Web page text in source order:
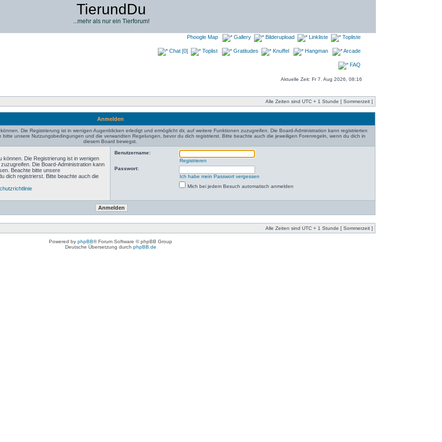
TierundDu
...mehr als nur ein Tierforum!
Phoogle Map Gallery Bilderupload Linkliste Topliste
Chat [0] Toplist Gratitudes Knuffel Hangman Arcade
FAQ
Aktuelle Zeit: Fr 7. Aug 2026, 08:16
Alle Zeiten sind UTC + 1 Stunde [ Sommerzeit ]
Anmelden
Die Registrierung ist in wenigen Augenblicken erledigt und ermöglicht dir, auf weitere Funktionen zuzugreifen. Die Board-Administration kann registrierten
unsere Nutzungsbedingungen und die verwandten Regelungen, bevor du dich registrierst. Bitte beachte auch die jeweiligen Forenregeln, wenn du dich in
diesem Board bewegst.
können. Die Registrierung ist in wenigen
Die Board-Administration kann
Beachte bitte unsere
dich registrierst. Bitte beachte auch die
Benutzername:
Registrieren
Passwort:
Ich habe mein Passwort vergessen
Mich bei jedem Besuch automatisch anmelden
Alle Zeiten sind UTC + 1 Stunde [ Sommerzeit ]
Powered by phpBB® Forum Software © phpBB Group
Deutsche Übersetzung durch phpBB.de